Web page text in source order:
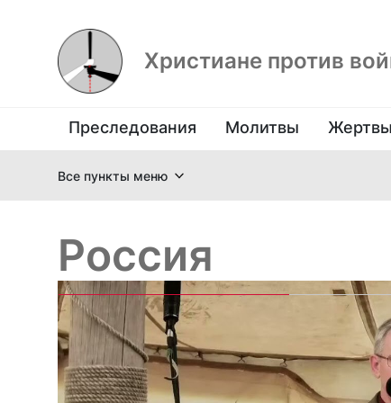
Христиане против
Преследования Молитвы
Все пункты меню
Россия